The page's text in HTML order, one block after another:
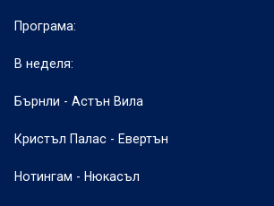
Програма:
В неделя:
Бърнли - Астън Вила
Кристъл Палас - Евертън
Нотингам - Нюкасъл